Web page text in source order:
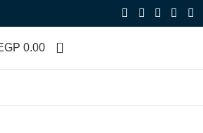
0
0.00